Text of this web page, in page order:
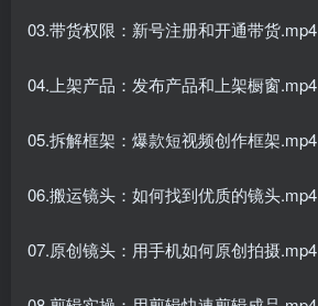
03.带货权限：新号注册和开通带货.mp4
04.上架产品：发布产品和上架橱窗.mp4
05.拆解框架：爆款短视频创作框架.mp4
06.搬运镜头：如何找到优质的镜头.mp4
07.原创镜头：用手机如何原创拍摄.mp4